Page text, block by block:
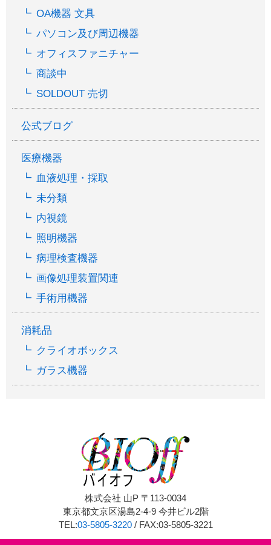
OA機器 文具
パソコン及び周辺機器
オフィスファニチャー
商談中
SOLDOUT 売切
公式ブログ
医療機器
血液処理・採取
未分類
内視鏡
照明機器
病理検査機器
画像処理装置関連
手術用機器
消耗品
クライオボックス
ガラス機器
株式会社 山P 〒113-0034
東京都文京区湯島2-4-9 今井ビル2階
TEL:03-5805-3220/ FAX:03-5805-3221